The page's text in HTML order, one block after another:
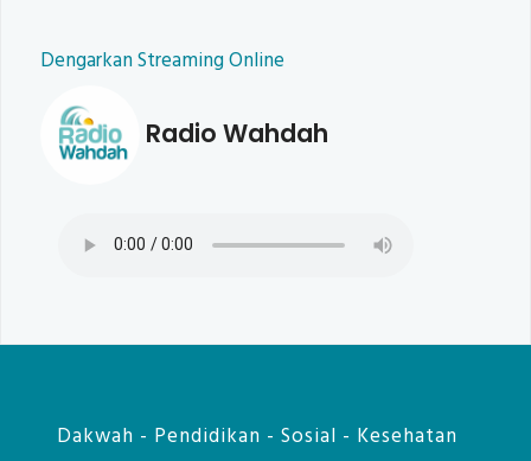
Dengarkan Streaming Online
Radio Wahdah
Dakwah - Pendidikan - Sosial - Kesehatan